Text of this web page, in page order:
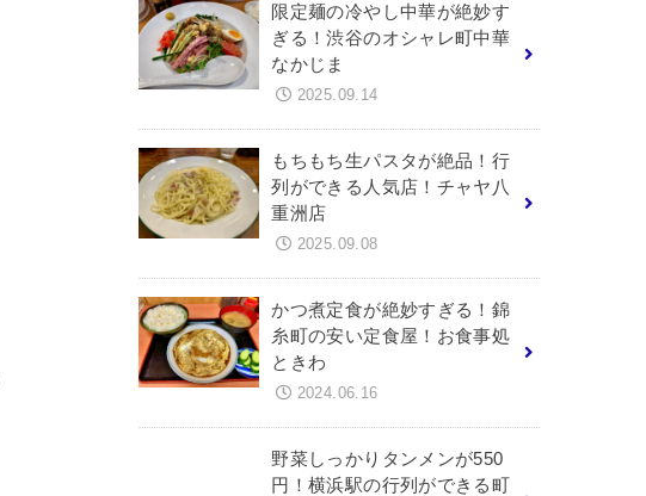
限定麺の冷やし中華が絶妙す
ぎる！渋谷のオシャレ町中華
なかじま
2025.09.14
もちもち生パスタが絶品！行
列ができる人気店！チャヤ八
重洲店
2025.09.08
かつ煮定食が絶妙すぎる！錦
糸町の安い定食屋！お食事処
ときわ
2024.06.16
野菜しっかりタンメンが550
円！横浜駅の行列ができる町